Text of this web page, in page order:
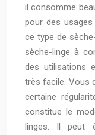
il consomme
pour des
ce type de
sèche-linge à
des utilisations
très facile. Vous
certaine
constitue le
linges. Il peut